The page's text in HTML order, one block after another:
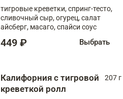
тигровые креветки, спринг-тесто,
сливочный сыр, огурец, салат
айсберг, масаго, спайси соус
449 ₽ Выбрать
Калифорния с тигровой
креветкой ролл
207 г